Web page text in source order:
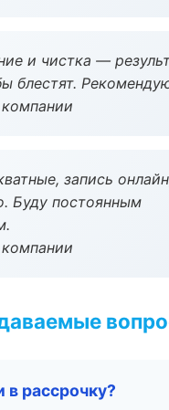
и чистка —
блестят.
запись
Буду постоянным
рассрочку?